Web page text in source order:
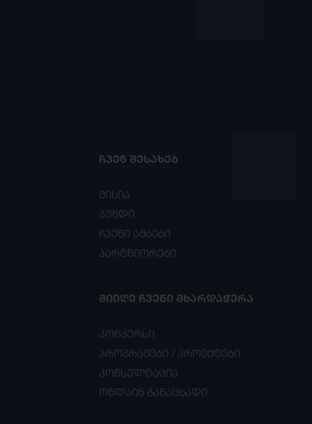
ᲩᲕᲔᲜ ᲨᲔᲡᲐᲮᲔᲑ
მისია
გუნდი
ჩვენი ამბები
პარტნიორები
ᲛᲘᲘᲦᲔ ᲩᲕᲔᲜᲘ ᲛᲮᲐᲠᲓᲐᲭᲔᲠᲐ
კონკურსი
პროგრამები / პროექტები
კონსულტაცია
ონლაინ განაცხადი